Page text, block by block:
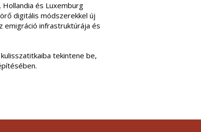
és Luxemburg
digitális módszerekkel új
emigráció infrastruktúrája és
tekintene be,